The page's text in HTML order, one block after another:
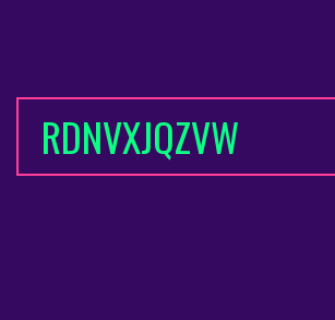
RDNVXJQZVW